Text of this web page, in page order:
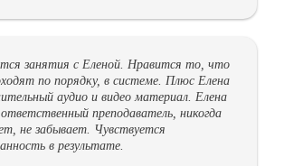
занятия с Еленой. Нравится то, что
по порядку, в системе. Плюс Елена
аудио и видео материал. Елена
преподаватель, никогда
не забывает. Чувствуется
в результате.